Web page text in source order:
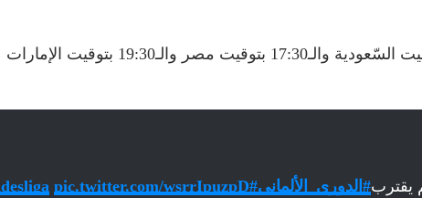
يقترب#الدوري_الألماني#Bundesliga
pic.twitter.com/wsrrIpuzpD